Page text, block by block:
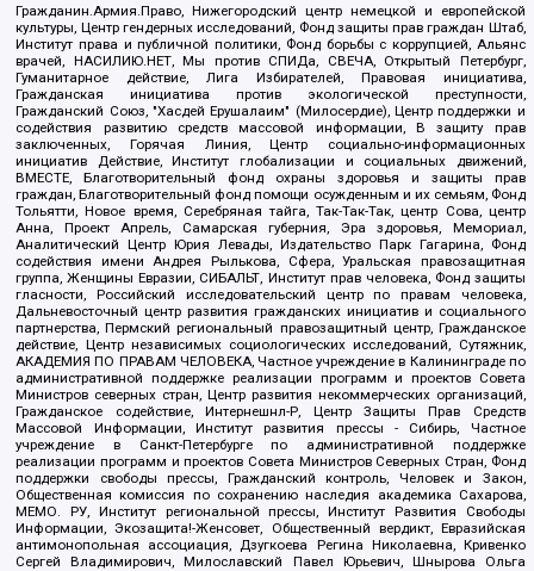
Гражданин.Армия.Право, Нижегородский центр немецкой и европейской
культуры, Центр гендерных исследований, Фонд защиты прав граждан Штаб,
Институт права и публичной политики, Фонд борьбы с коррупцией, Альянс
врачей, НАСИЛИЮ.НЕТ, Мы против СПИДа, СВЕЧА, Открытый Петербург,
Гуманитарное действие, Лига Избирателей, Правовая инициатива,
Гражданская инициатива против экологической преступности,
Гражданский Союз, "Хасдей Ерушалаим" (Милосердие), Центр поддержки и
содействия развитию средств массовой информации, В защиту прав
заключенных, Горячая Линия, Центр социально-информационных
инициатив Действие, Институт глобализации и социальных движений,
ВМЕСТЕ, Благотворительный фонд охраны здоровья и защиты прав
граждан, Благотворительный фонд помощи осужденным и их семьям, Фонд
Тольятти, Новое время, Серебряная тайга, Так-Так-Так, центр Сова, центр
Анна, Проект Апрель, Самарская губерния, Эра здоровья, Мемориал,
Аналитический Центр Юрия Левады, Издательство Парк Гагарина, Фонд
содействия имени Андрея Рылькова, Сфера, Уральская правозащитная
группа, Женщины Евразии, СИБАЛЬТ, Институт прав человека, Фонд защиты
гласности, Российский исследовательский центр по правам человека,
Дальневосточный центр развития гражданских инициатив и социального
партнерства, Пермский региональный правозащитный центр, Гражданское
действие, Центр независимых социологических исследований, Сутяжник,
АКАДЕМИЯ ПО ПРАВАМ ЧЕЛОВЕКА, Частное учреждение в Калининграде по
административной поддержке реализации программ и проектов Совета
Министров северных стран, Центр развития некоммерческих организаций,
Гражданское содействие, Интернешнл-Р, Центр Защиты Прав Средств
Массовой Информации, Институт развития прессы - Сибирь, Частное
учреждение в Санкт-Петербурге по административной поддержке
реализации программ и проектов Совета Министров Северных Стран, Фонд
поддержки свободы прессы, Гражданский контроль, Человек и Закон,
Общественная комиссия по сохранению наследия академика Сахарова,
МЕМО. РУ, Институт региональной прессы, Институт Развития Свободы
Информации, Экозащита!-Женсовет, Общественный вердикт, Евразийская
антимонопольная ассоциация, Дзугкоева Регина Николаевна, Кривенко
Сергей Владимирович, Милославский Павел Юрьевич, Шнырова Ольга